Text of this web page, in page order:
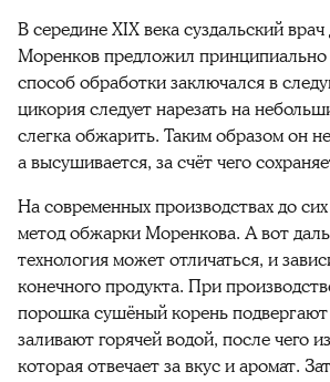
В середине XIX века суздальский
Моренков предложил принципиально
способ обработки заключался в
цикория следует нарезать на
слегка обжарить. Таким образом он
а высушивается, за счёт чего
На современных производствах до
метод обжарки Моренкова. А вот
технология может отличаться, и
конечного продукта. При
порошка сушёный корень подвергают
заливают горячей водой, после чего
которая отвечает за вкус и аромат.